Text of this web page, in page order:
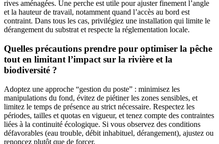
rives aménagées. Une perche est utile pour ajuster finement l’angle
et la hauteur de travail, notamment quand l’accès au bord est
contraint. Dans tous les cas, privilégiez une installation qui limite le
dérangement du substrat et respecte la réglementation locale.
Quelles précautions prendre pour optimiser la pêche
tout en limitant l’impact sur la rivière et la
biodiversité ?
Adoptez une approche “gestion du poste” : minimisez les
manipulations du fond, évitez de piétiner les zones sensibles, et
limitez le temps de présence au strict nécessaire. Respectez les
périodes, tailles et quotas en vigueur, et tenez compte des contraintes
liées à la continuité écologique. Si vous observez des conditions
défavorables (eau trouble, débit inhabituel, dérangement), ajustez ou
renoncez plutôt que de forcer.